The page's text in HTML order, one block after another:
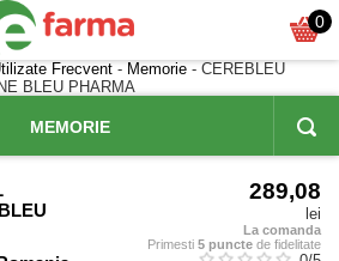
0
Frecvent - Memorie - CEREBLEU
BLEU PHARMA
MEMORIE
289,08
lei
La comanda
Primesti 5 puncte de fidelitate